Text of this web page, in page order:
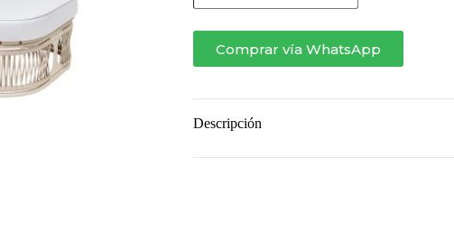
Comprar vía WhatsApp
Descripción